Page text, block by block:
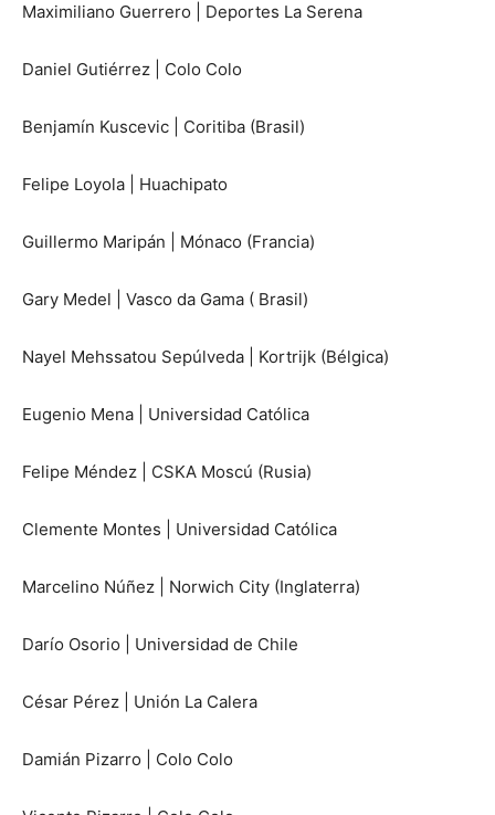
Maximiliano Guerrero | Deportes La Serena
Daniel Gutiérrez | Colo Colo
Benjamín Kuscevic | Coritiba (Brasil)
Felipe Loyola | Huachipato
Guillermo Maripán | Mónaco (Francia)
Gary Medel | Vasco da Gama ( Brasil)
Nayel Mehssatou Sepúlveda | Kortrijk (Bélgica)
Eugenio Mena | Universidad Católica
Felipe Méndez | CSKA Moscú (Rusia)
Clemente Montes | Universidad Católica
Marcelino Núñez | Norwich City (Inglaterra)
Darío Osorio | Universidad de Chile
César Pérez | Unión La Calera
Damián Pizarro | Colo Colo